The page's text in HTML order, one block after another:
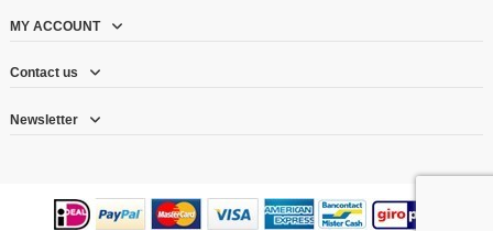
MY ACCOUNT
Contact us
Newsletter